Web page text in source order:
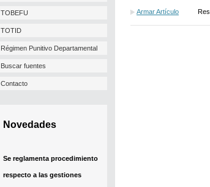
TOBEFU
TOTID
Régimen Punitivo Departamental
Buscar fuentes
Contacto
Novedades
Se reglamenta procedimiento
respecto a las gestiones
Armar Artículo